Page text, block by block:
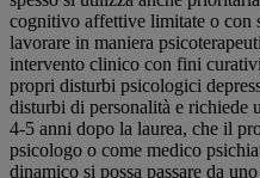
cognitivo affettive limitate o con
lavorare in maniera
intervento clinico con fini
propri disturbi psicologici
disturbi di personalità e richiede
4-5 anni dopo la laurea, che il
psicologo o come medico
dinamico si possa passare da